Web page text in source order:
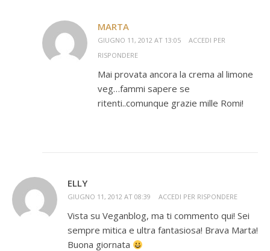
MARTA
GIUGNO 11, 2012 AT 13:05
ACCEDI PER
RISPONDERE
Mai provata ancora la crema al limone
veg…fammi sapere se
ritenti..comunque grazie mille Romi!
ELLY
GIUGNO 11, 2012 AT 08:39 ACCEDI PER RISPONDERE
Vista su Veganblog, ma ti commento qui! Sei
sempre mitica e ultra fantasiosa! Brava Marta!
Buona giornata